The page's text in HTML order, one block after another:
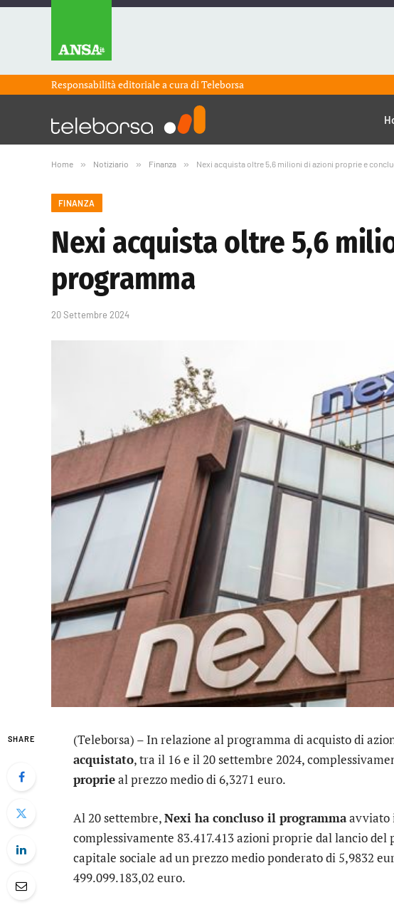
Responsabilità editoriale a cura diTeleborsa
Home » Notiziario » Finanza » Nexi acquista oltre 5,6 milioni di azioni proprie e
FINANZA
Nexi acquista oltre 5,6
programma
20 Settembre 2024
SHARE (Teleborsa) – In relazione al programma di acquisto di
acquistato, tra il 16 e il 20 settembre 2024,
proprieal prezzo medio di 6,3271 euro.
Al 20 settembre,Nexi ha concluso il programmaavviato
complessivamente 83.417.413 azioni proprie dal lancio
capitale sociale ad un prezzo medio ponderato di 5,9832
499.099.183,02 euro.